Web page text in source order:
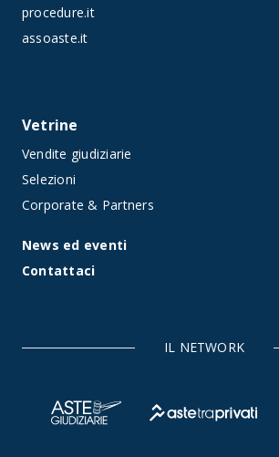
procedure.it
assoaste.it
Vetrine
Vendite giudiziarie
Selezioni
Corporate & Partners
News ed eventi
Contattaci
IL NETWORK